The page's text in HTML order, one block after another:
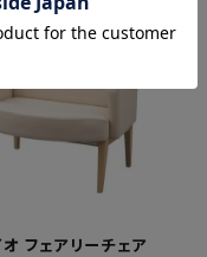
フェアリーチェア